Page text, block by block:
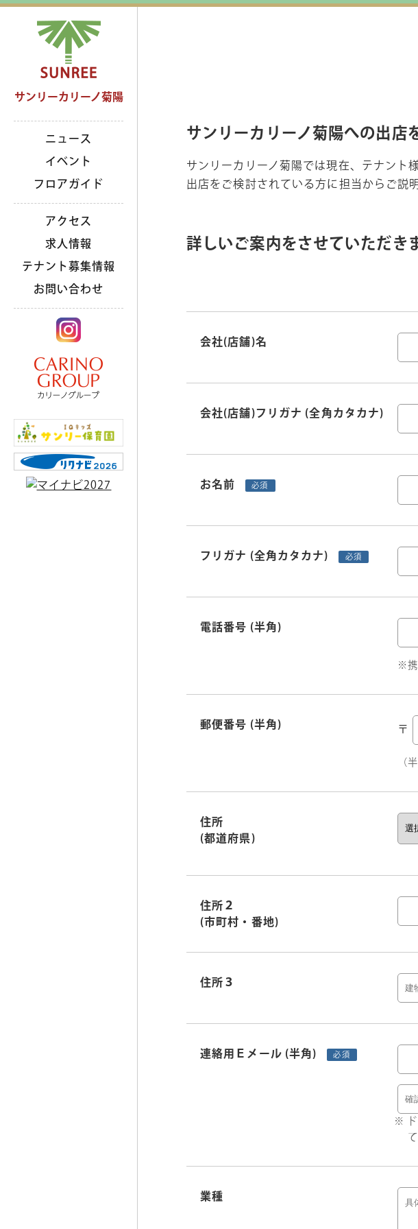
サンリーカリーノ菊陽
ニュース
イベント
フロアガイド
アクセス
求人情報
テナント募集情報
お問い合わせ
サンリーカリーノ菊陽への出店
サンリーカリーノ菊陽では現在、テナント
出店をご検討されている方に担当からご説
詳しいご案内をさせていただき
会社(店舗)名
会社(店舗)フリガナ (全角カタカナ)
お名前 必須
フリガナ (全角カタカナ) 必須
電話番号 (半角)
※
郵便番号 (半角) 〒
（
住所
(都道府県)
住所２
(市町村・番地)
住所３
連絡用Ｅメール (半角) 必須
業種